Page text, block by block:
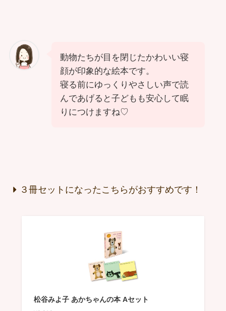
動物たちが目を閉じたかわいい寝
顔が印象的な絵本です。
寝る前にゆっくりやさしい声で読
んであげると子どもも安心して眠
りにつけますね♡
３冊セットになったこちらがおすすめです！
松谷みよ子 あかちゃんの本 Aセット